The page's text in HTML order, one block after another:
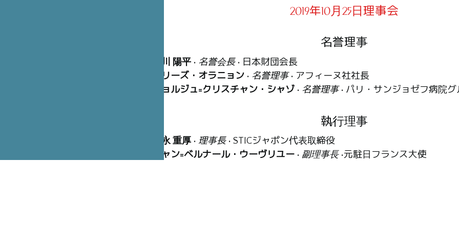
2019年10月25日理事会
名誉理事
笹川 陽平 • 名誉会長• 日本財団会長
マリーズ・オラニョン • 名誉理事• アフィーヌ社社長
ジョルジュ=クリスチャン・シャゾ • 名誉理事• パリ・サンジョゼフ病院グ
執行理事
冨永 重厚 • 理事長• STICジャポン代表取締役
ジャン=ベルナール・ウーヴリユー • 副理事長•元駐日フランス大使